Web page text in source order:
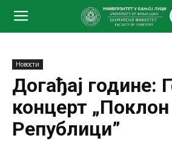
Новости
Догађај године:
концерт „Поклон
Републици”